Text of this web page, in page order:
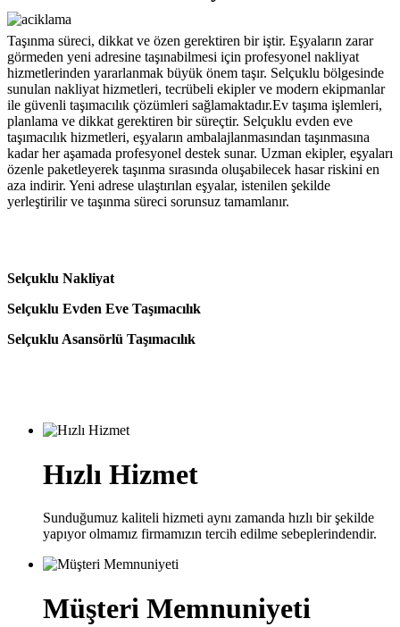
Taşınma süreci, dikkat ve özen gerektiren bir iştir. Eşyaların zarar
görmeden yeni adresine taşınabilmesi için profesyonel nakliyat
hizmetlerinden yararlanmak büyük önem taşır. Selçuklu bölgesinde
sunulan nakliyat hizmetleri, tecrübeli ekipler ve modern ekipmanlar
ile güvenli taşımacılık çözümleri sağlamaktadır.Ev taşıma işlemleri,
planlama ve dikkat gerektiren bir süreçtir. Selçuklu evden eve
taşımacılık hizmetleri, eşyaların ambalajlanmasından taşınmasına
kadar her aşamada profesyonel destek sunar. Uzman ekipler, eşyaları
özenle paketleyerek taşınma sırasında oluşabilecek hasar riskini en
aza indirir. Yeni adrese ulaştırılan eşyalar, istenilen şekilde
yerleştirilir ve taşınma süreci sorunsuz tamamlanır.
Selçuklu Nakliyat
Selçuklu Evden Eve Taşımacılık
Selçuklu Asansörlü Taşımacılık
Hızlı Hizmet
Sunduğumuz kaliteli hizmeti aynı zamanda hızlı bir şekilde
yapıyor olmamız firmamızın tercih edilme sebeplerindendir.
Müşteri Memnuniyeti